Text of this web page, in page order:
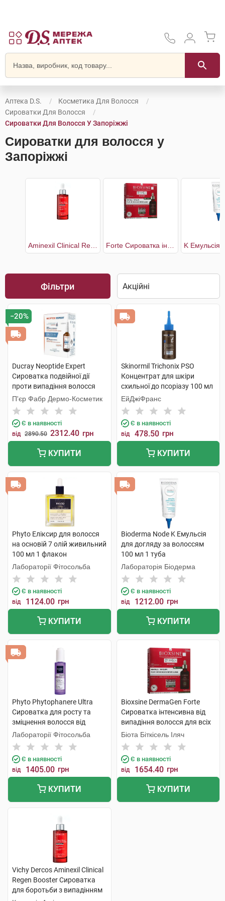
Аптека D.S.
Косметика Для Волосся
Сироватки Для Волосся
Сироватки Для Волосся У Запоріжжі
Сироватки для волосся у
Запоріжжі
Фільтри
−20%
Ducray Neoptide Expert
Сироватка подвійної дії
проти випадіння волосся
2x50 мл 1 набір
П'єр Фабр Дермо-Косметик
Є в наявності
від 2890.50 2312.40 грн
КУПИТИ
Skinormil Trichonix РSО
Концентрат для шкіри
схильної до псоріазу 100 мл
1 флакон
ЕйДжіФранс
Є в наявності
від 478.50 грн
КУПИТИ
Phyto Еліксир для волосся
на основій 7 олій живильний
100 мл 1 флакон
Лабораторії Фітосольба
Є в наявності
від 1124.00 грн
КУПИТИ
Bioderma Node K Емульсія
для догляду за волоссям
100 мл 1 туба
Лабораторія Біодерма
Є в наявності
від 1212.00 грн
КУПИТИ
Phyto Phytophanere Ultra
Сироватка для росту та
зміцнення волосся від
корінців до самих кінчиків
50 мл 1 флакон
Лабораторії Фітосольба
Є в наявності
від 1405.00 грн
КУПИТИ
Bioxsine DermaGen Forte
Сироватка інтенсивна від
випадіння волосся для всіх
типів 50 мл 3 флакона
Біота Біткісель Іляч
Є в наявності
від 1654.40 грн
КУПИТИ
Vichy Dercos Aminexil Clinical
Regen Booster Сироватка
для боротьби з випадінням